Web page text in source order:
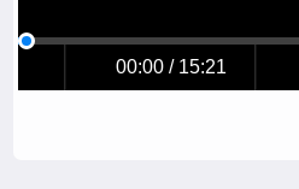
00:00 / 15:21